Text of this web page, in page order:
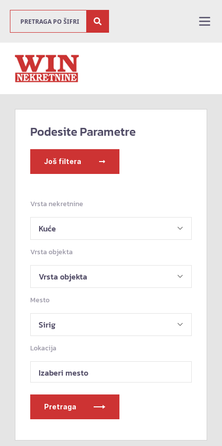
Podesite Parametre
Još filtera
Vrsta nekretnine
Vrsta objekta
Mesto
Lokacija
Izaberi mesto
Pretraga